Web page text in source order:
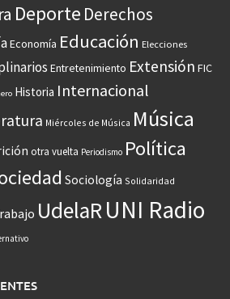
Deporte Derechos
Economía Educación Elecciones
Entretenimiento Extensión FIC
Historia Internacional
Miércoles de Música Música
otra vuelta Periodismo Política
Sociología Solidaridad
UdelaRUNI Radio